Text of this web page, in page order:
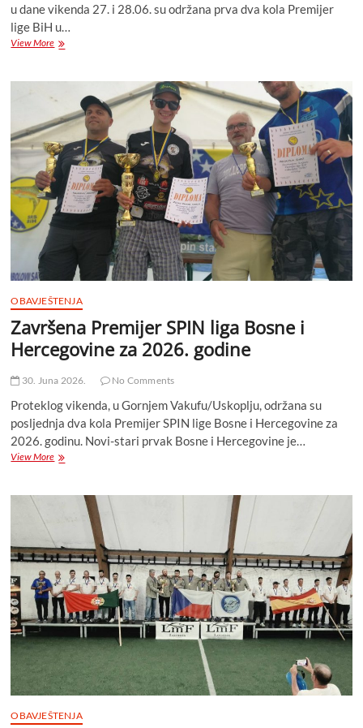
u dane vikenda 27. i 28.06. su održana prva dva kola Premijer
lige BiH u…
View MoreZapočela
u
lovu
ribe
udicom
sa
hranilicom
Feeder
2026
OBAVJEŠTENJA
Završena Premijer SPIN liga Bosne i
Hercegovine za 2026. godine
30. Juna 2026. No Comments
Proteklog vikenda, u Gornjem Vakufu/Uskoplju, održana su
posljednja dva kola Premijer SPIN lige Bosne i Hercegovine za
2026. godinu. Novi-stari prvak Bosne i Hercegovine je…
View MoreZavršena
Hercegovine
za
2026.
godine
OBAVJEŠTENJA